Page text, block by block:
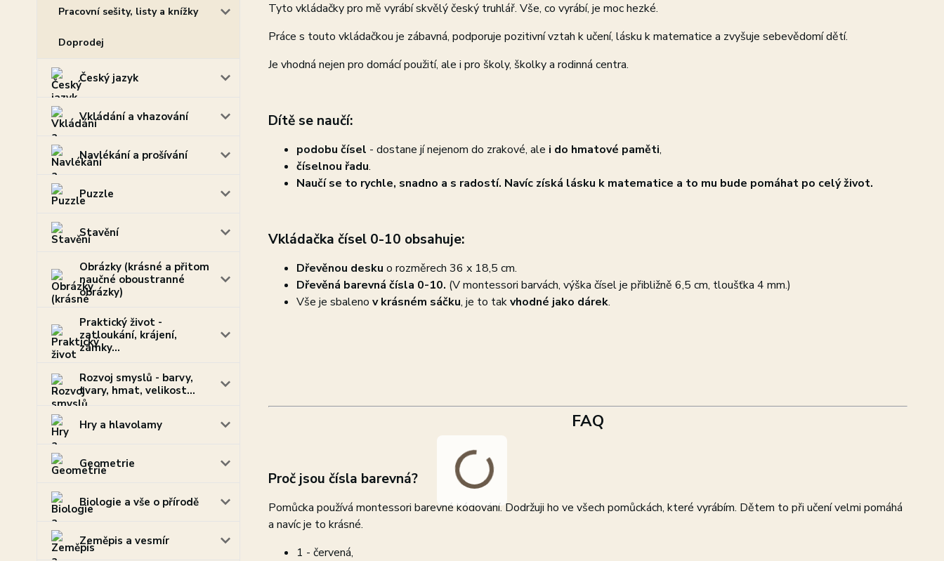
Pracovní sešity, listy a knížky
Doprodej
Český jazyk
Vkládání a vhazování
Navlékání a prošívání
Puzzle
Stavění
Obrázky (krásné a přitom
naučné oboustranné
obrázky)
Praktický život -
zatloukání, krájení,
zámky...
Rozvoj smyslů - barvy,
tvary, hmat, velikost...
Hry a hlavolamy
Geometrie
Biologie a vše o přírodě
Zeměpis a vesmír
Tyto vkládačky pro mě vyrábí skvělý český truhlář. Vše, co vyrábí, je moc hezké.
Práce s touto vkládačkou je zábavná, podporuje pozitivní vztah k učení, lásku k matematice a zvyšuje sebevědomí dětí.
Je vhodná nejen pro domácí použití, ale i pro školy, školky a rodinná centra.
Dítě se naučí:
podobu čísel - dostane jí nejenom do zrakové, ale i do hmatové paměti,
číselnou řadu.
Naučí se to rychle, snadno a s radostí. Navíc získá lásku k matematice a to mu bude pomáhat po celý život.
Vkládačka čísel 0-10 obsahuje:
Dřevěnou desku o rozměrech 36 x 18,5 cm.
Dřevěná barevná čísla 0-10. (V montessori barvách, výška čísel je přibližně 6,5 cm, tloušťka 4 mm.)
Vše je sbaleno v krásném sáčku, je to takvhodné jako dárek.
FAQ
Proč jsou čísla barevná?
Pomůcka používá montessori barevné kódování. Dodržuji ho ve všech pomůckách, které vyrábím. Dětem to při učení velmi pomáhá
a navíc je to krásné.
1 - červená,